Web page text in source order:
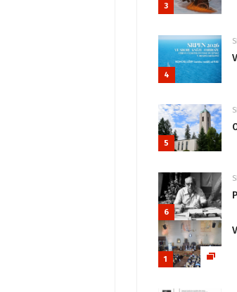
3
4
5
6
1